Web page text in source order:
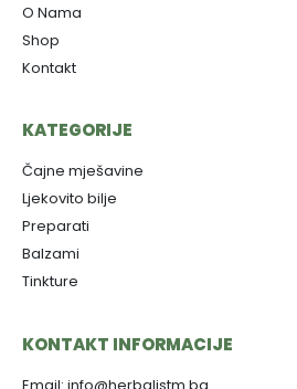
O Nama
Shop
Kontakt
KATEGORIJE
Čajne mješavine
Ljekovito bilje
Preparati
Balzami
Tinkture
KONTAKT INFORMACIJE